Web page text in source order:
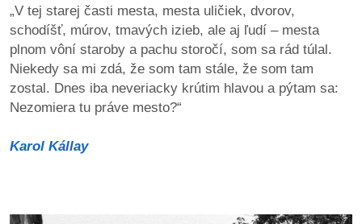
mestské
časti
kauzy
konania
stavebné
konania
„V tej starej časti mesta, mesta uličiek, dvorov,
schodíšť, múrov, tmavých izieb, ale aj ľudí – mesta
plnom vôní staroby a pachu storočí, som sa rád túlal.
Niekedy sa mi zdá, že som tam stále, že som tam
zostal. Dnes iba neveriacky krútim hlavou a pýtam sa:
Nezomiera tu práve mesto?“
Karol Kállay